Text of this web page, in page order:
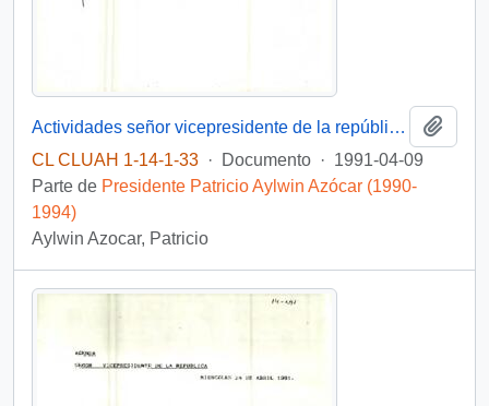
Actividades señor vicepresidente de la república día martes 9 de abril 1991
CL CLUAH 1-14-1-33 · Documento · 1991-04-09
Parte de Presidente Patricio Aylwin Azócar (1990-
1994)
Aylwin Azocar, Patricio